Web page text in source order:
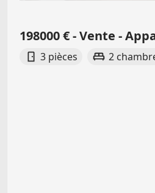
198000 € - Vente -
3 pièces 2